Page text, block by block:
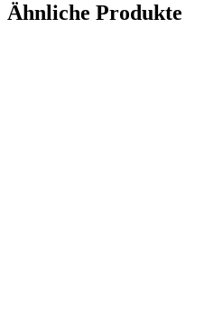
Ähnliche Produkte